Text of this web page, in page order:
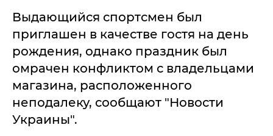
Выдающийся спортсмен был
приглашен в качестве гостя на день
рождения, однако праздник был
омрачен конфликтом с владельцами
магазина, расположенного
неподалеку, сообщают "Новости
Украины".